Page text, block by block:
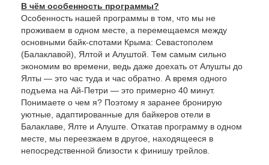
В чём особенность программы?
Особенность нашей программы в том, что мы не
проживаем в одном месте, а перемещаемся между
основными байк-спотами Крыма: Севастополем
(Балаклавой), Ялтой и Алуштой. Тем самым сильно
экономим во времени, ведь даже доехать от Алушты до
Ялты — это час туда и час обратно. А время одного
подъема на Ай-Петри — это примерно 40 минут.
Понимаете о чем я? Поэтому я заранее бронирую
уютные, адаптированные для байкеров отели в
Балаклаве, Ялте и Алуште. Откатав программу в одном
месте, мы переезжаем в другое, находящееся в
непосредственной близости к финишу трейлов.